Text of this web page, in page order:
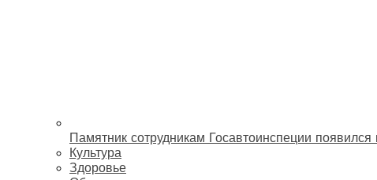
Памятник сотрудникам Госавтоинспеции
Культура
Здоровье